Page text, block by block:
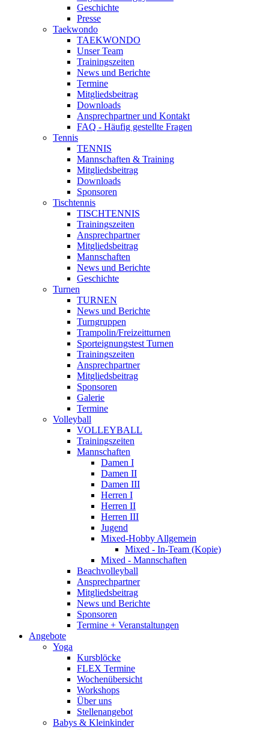
Geschichte
Presse
Taekwondo
TAEKWONDO
Unser Team
Trainingszeiten
News und Berichte
Termine
Mitgliedsbeitrag
Downloads
Ansprechpartner und Kontakt
FAQ - Häufig gestellte Fragen
Tennis
TENNIS
Mannschaften & Training
Mitgliedsbeitrag
Downloads
Sponsoren
Tischtennis
TISCHTENNIS
Trainingszeiten
Ansprechpartner
Mitgliedsbeitrag
Mannschaften
News und Berichte
Geschichte
Turnen
TURNEN
News und Berichte
Turngruppen
Trampolin/Freizeitturnen
Sporteignungstest Turnen
Trainingszeiten
Ansprechpartner
Mitgliedsbeitrag
Sponsoren
Galerie
Termine
Volleyball
VOLLEYBALL
Trainingszeiten
Mannschaften
Damen I
Damen II
Damen III
Herren I
Herren II
Herren III
Jugend
Mixed-Hobby Allgemein
Mixed - In-Team (Kopie)
Mixed - Mannschaften
Beachvolleyball
Ansprechpartner
Mitgliedsbeitrag
News und Berichte
Sponsoren
Termine + Veranstaltungen
Angebote
Yoga
Kursblöcke
FLEX Termine
Wochenübersicht
Workshops
Über uns
Stellenangebot
Babys & Kleinkinder